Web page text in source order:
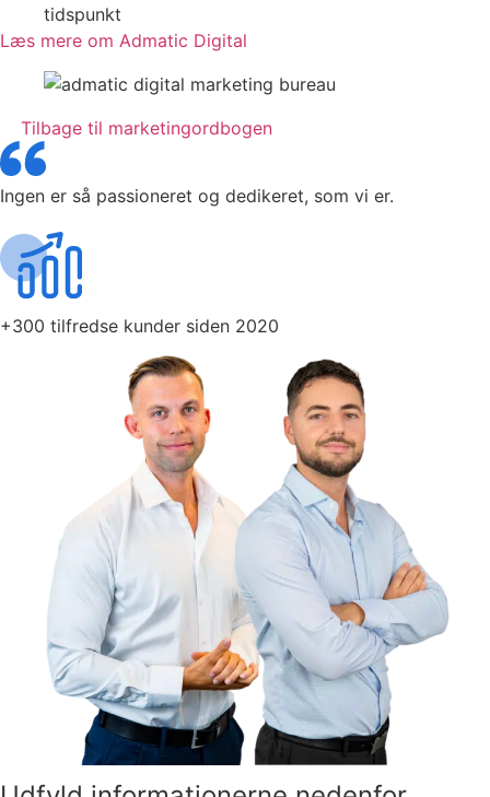
tidspunkt
Læs mere om Admatic Digital
Tilbage til marketingordbogen
Ingen er så passioneret og dedikeret, som vi er.
+300 tilfredse kunder siden 2020